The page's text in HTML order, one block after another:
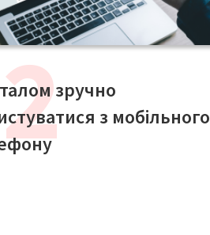
зручно
з мобільного